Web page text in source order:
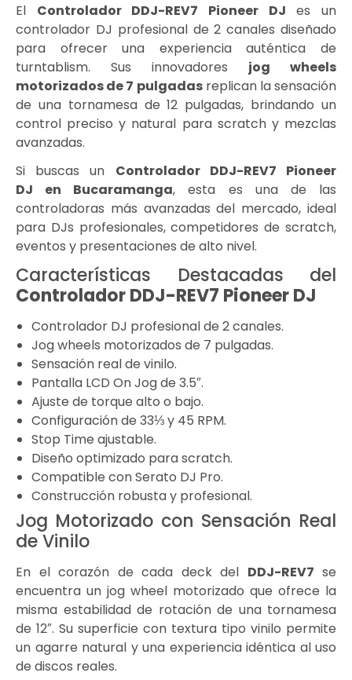
El Controlador DDJ-REV7 Pioneer DJ es un
controlador DJ profesional de 2 canales diseñado
para ofrecer una experiencia auténtica de
turntablism. Sus innovadores jog wheels
motorizados de 7 pulgadasreplican la sensación
de una tornamesa de 12 pulgadas, brindando un
control preciso y natural para scratch y mezclas
avanzadas.
Si buscas un Controlador DDJ-REV7 Pioneer
DJ en Bucaramanga, esta es una de las
controladoras más avanzadas del mercado, ideal
para DJs profesionales, competidores de scratch,
eventos y presentaciones de alto nivel.
Características Destacadas del
Controlador DDJ-REV7 Pioneer DJ
Controlador DJ profesional de 2 canales.
Jog wheels motorizados de 7 pulgadas.
Sensación real de vinilo.
Pantalla LCD On Jog de 3.5″.
Ajuste de torque alto o bajo.
Configuración de 33⅓ y 45 RPM.
Stop Time ajustable.
Diseño optimizado para scratch.
Compatible con Serato DJ Pro.
Construcción robusta y profesional.
Jog Motorizado con Sensación Real
de Vinilo
En el corazón de cada deck del DDJ-REV7 se
encuentra un jog wheel motorizado que ofrece la
misma estabilidad de rotación de una tornamesa
de 12″. Su superficie con textura tipo vinilo permite
un agarre natural y una experiencia idéntica al uso
de discos reales.